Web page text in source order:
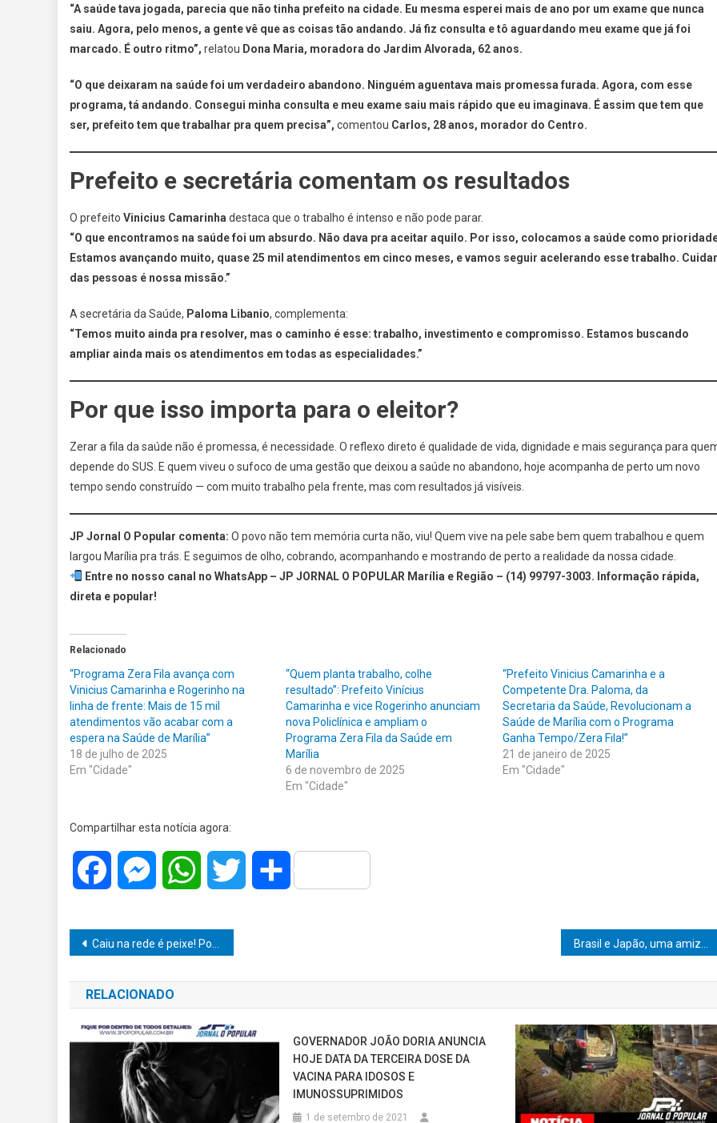
“A saúde tava jogada, parecia que não tinha prefeito na cidade. Eu mesma esperei mais de ano por um exame que nunca
saiu. Agora, pelo menos, a gente vê que as coisas tão andando. Já fiz consulta e tô aguardando meu exame que já foi
marcado. É outro ritmo”, relatou Dona Maria, moradora do Jardim Alvorada, 62 anos.
“O que deixaram na saúde foi um verdadeiro abandono. Ninguém aguentava mais promessa furada. Agora, com esse
programa, tá andando. Consegui minha consulta e meu exame saiu mais rápido que eu imaginava. É assim que tem que
ser, prefeito tem que trabalhar pra quem precisa”, comentou Carlos, 28 anos, morador do Centro.
Prefeito e secretária comentam os resultados
O prefeito Vinicius Camarinha destaca que o trabalho é intenso e não pode parar.
“O que encontramos na saúde foi um absurdo. Não dava pra aceitar aquilo. Por isso, colocamos a saúde como
Estamos avançando muito, quase 25 mil atendimentos em cinco meses, e vamos seguir acelerando esse trabalho. Cuidar
das pessoas é nossa missão.”
A secretária da Saúde, Paloma Libanio, complementa:
“Temos muito ainda pra resolver, mas o caminho é esse: trabalho, investimento e compromisso. Estamos buscando
ampliar ainda mais os atendimentos em todas as especialidades.”
Por que isso importa para o eleitor?
Zerar a fila da saúde não é promessa, é necessidade. O reflexo direto é qualidade de vida, dignidade e mais segurança para
depende do SUS. E quem viveu o sufoco de uma gestão que deixou a saúde no abandono, hoje acompanha de perto um novo
tempo sendo construído — com muito trabalho pela frente, mas com resultados já visíveis.
JP Jornal O Popular comenta: O povo não tem memória curta não, viu! Quem vive na pele sabe bem quem trabalhou e quem
largou Marília pra trás. E seguimos de olho, cobrando, acompanhando e mostrando de perto a realidade da nossa cidade.
Entre no nosso canal no WhatsApp – JP JORNAL O POPULAR Marília e Região – (14) 99797-3003. Informação rápida,
direta e popular!
Relacionado
“Programa Zera Fila avança com
Vinicius Camarinha e Rogerinho na
linha de frente: Mais de 15 mil
atendimentos vão acabar com a
espera na Saúde de Marília”
18 de julho de 2025
Em "Cidade"
“Quem planta trabalho, colhe
resultado”: Prefeito Vinícius
Camarinha e vice Rogerinho anunciam
nova Policlínica e ampliam o
Programa Zera Fila da Saúde em
Marília
6 de novembro de 2025
Em "Cidade"
“Prefeito Vinicius Camarinha e a
Competente Dra. Paloma, da
Secretaria da Saúde, Revolucionam a
Saúde de Marília com o Programa
Ganha Tempo/Zera Fila!”
21 de janeiro de 2025
Em "Cidade"
Compartilhar esta notícia agora:
Facebook MessengerWhatsAppTwitter Share
Navegação
de
Post
Caiu na rede é peixe! Polícia prende homem por tráfico na Vila Flândria em Pompéia
RELACIONADO
GOVERNADOR JOÃO DORIA ANUNCIA
HOJE DATA DA TERCEIRA DOSE DA
VACINA PARA IDOSOS E
IMUNOSSUPRIMIDOS
1 de setembro de 2021